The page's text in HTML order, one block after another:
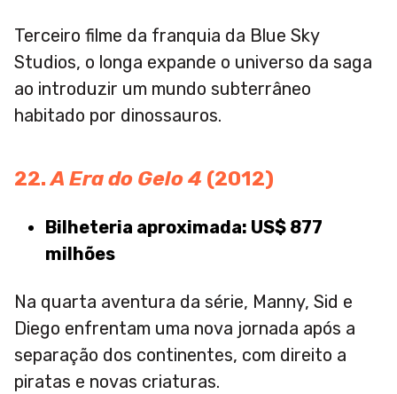
Terceiro filme da franquia da Blue Sky
Studios, o longa expande o universo da saga
ao introduzir um mundo subterrâneo
habitado por dinossauros.
22.A Era do Gelo 4 (2012)
Bilheteria aproximada: US$ 877
milhões
Na quarta aventura da série, Manny, Sid e
Diego enfrentam uma nova jornada após a
separação dos continentes, com direito a
piratas e novas criaturas.